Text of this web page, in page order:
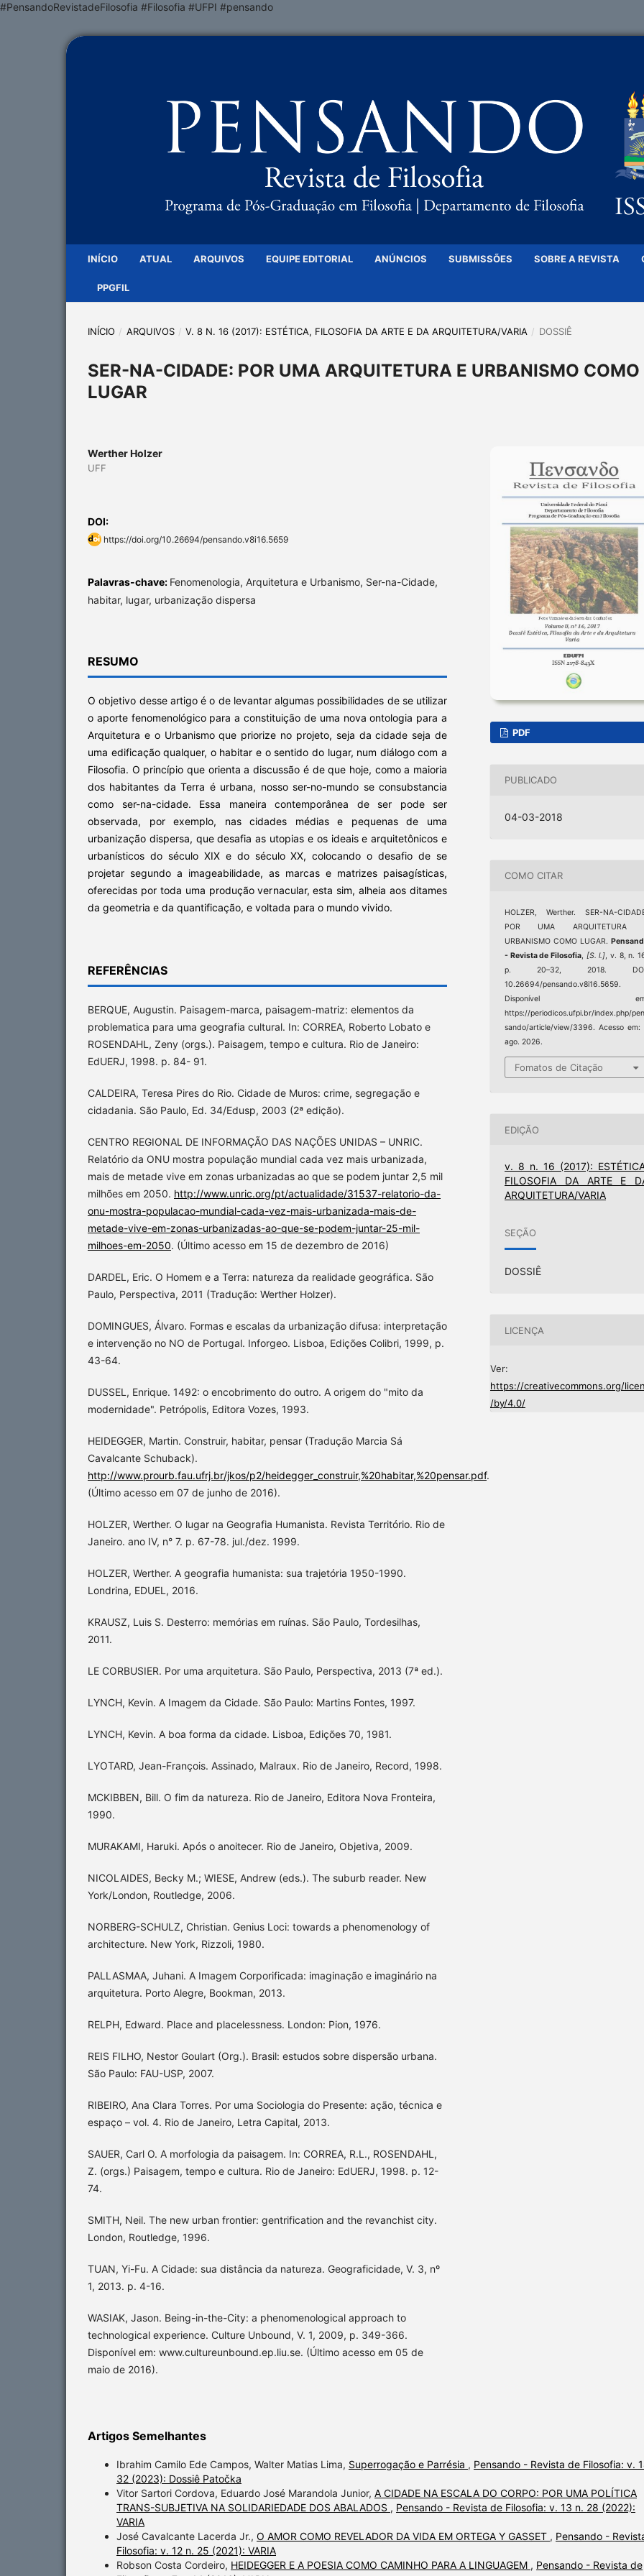
#PensandoRevistadeFilosofia #Filosofia #UFPI #pensando
INÍCIO ATUAL ARQUIVOS EQUIPE EDITORIAL ANÚNCIOS SUBMISSÕES SOBRE A REVISTA
PPGFIL
INÍCIO / ARQUIVOS / V. 8 N. 16 (2017): ESTÉTICA, FILOSOFIA DA ARTE E DA ARQUITETURA/VARIA / DOSSIÊ
SER-NA-CIDADE: POR UMA ARQUITETURA E URBANISMO COMO
LUGAR
Werther Holzer
UFF
DOI:
https://doi.org/10.26694/pensando.v8i16.5659
Palavras-chave: Fenomenologia, Arquitetura e Urbanismo, Ser-na-Cidade,
habitar, lugar, urbanização dispersa
RESUMO
O objetivo desse artigo é o de levantar algumas possibilidades de se utilizar
o aporte fenomenológico para a constituição de uma nova ontologia para a
Arquitetura e o Urbanismo que priorize no projeto, seja da cidade seja de
uma edificação qualquer, o habitar e o sentido do lugar, num diálogo com a
Filosofia. O princípio que orienta a discussão é de que hoje, como a maioria
dos habitantes da Terra é urbana, nosso ser-no-mundo se consubstancia
como ser-na-cidade. Essa maneira contemporânea de ser pode ser
observada, por exemplo, nas cidades médias e pequenas de uma
urbanização dispersa, que desafia as utopias e os ideais e arquitetônicos e
urbanísticos do século XIX e do século XX, colocando o desafio de se
projetar segundo a imageabilidade, as marcas e matrizes paisagísticas,
oferecidas por toda uma produção vernacular, esta sim, alheia aos ditames
da geometria e da quantificação, e voltada para o mundo vivido.
REFERÊNCIAS
BERQUE, Augustin. Paisagem-marca, paisagem-matriz: elementos da
problematica para uma geografia cultural. In: CORREA, Roberto Lobato e
ROSENDAHL, Zeny (orgs.). Paisagem, tempo e cultura. Rio de Janeiro:
EdUERJ, 1998. p. 84- 91.
CALDEIRA, Teresa Pires do Rio. Cidade de Muros: crime, segregação e
cidadania. São Paulo, Ed. 34/Edusp, 2003 (2ª edição).
CENTRO REGIONAL DE INFORMAÇÃO DAS NAÇÕES UNIDAS – UNRIC.
Relatório da ONU mostra população mundial cada vez mais urbanizada,
mais de metade vive em zonas urbanizadas ao que se podem juntar 2,5 mil
milhões em 2050. http://www.unric.org/pt/actualidade/31537-relatorio-da-
onu-mostra-populacao-mundial-cada-vez-mais-urbanizada-mais-de-
metade-vive-em-zonas-urbanizadas-ao-que-se-podem-juntar-25-mil-
milhoes-em-2050. (Último acesso em 15 de dezembro de 2016)
DARDEL, Eric. O Homem e a Terra: natureza da realidade geográfica. São
Paulo, Perspectiva, 2011 (Tradução: Werther Holzer).
DOMINGUES, Álvaro. Formas e escalas da urbanização difusa: interpretação
e intervenção no NO de Portugal. Inforgeo. Lisboa, Edições Colibri, 1999, p.
43-64.
DUSSEL, Enrique. 1492: o encobrimento do outro. A origem do "mito da
modernidade". Petrópolis, Editora Vozes, 1993.
HEIDEGGER, Martin. Construir, habitar, pensar (Tradução Marcia Sá
Cavalcante Schuback).
http://www.prourb.fau.ufrj.br/jkos/p2/heidegger_construir,%20habitar,%20pensar.pdf.
(Último acesso em 07 de junho de 2016).
HOLZER, Werther. O lugar na Geografia Humanista. Revista Território. Rio de
Janeiro. ano IV, n° 7. p. 67-78. jul./dez. 1999.
HOLZER, Werther. A geografia humanista: sua trajetória 1950-1990.
Londrina, EDUEL, 2016.
KRAUSZ, Luis S. Desterro: memórias em ruínas. São Paulo, Tordesilhas,
2011.
LE CORBUSIER. Por uma arquitetura. São Paulo, Perspectiva, 2013 (7ª ed.).
LYNCH, Kevin. A Imagem da Cidade. São Paulo: Martins Fontes, 1997.
LYNCH, Kevin. A boa forma da cidade. Lisboa, Edições 70, 1981.
LYOTARD, Jean-François. Assinado, Malraux. Rio de Janeiro, Record, 1998.
MCKIBBEN, Bill. O fim da natureza. Rio de Janeiro, Editora Nova Fronteira,
1990.
MURAKAMI, Haruki. Após o anoitecer. Rio de Janeiro, Objetiva, 2009.
NICOLAIDES, Becky M.; WIESE, Andrew (eds.). The suburb reader. New
York/London, Routledge, 2006.
NORBERG-SCHULZ, Christian. Genius Loci: towards a phenomenology of
architecture. New York, Rizzoli, 1980.
PALLASMAA, Juhani. A Imagem Corporificada: imaginação e imaginário na
arquitetura. Porto Alegre, Bookman, 2013.
RELPH, Edward. Place and placelessness. London: Pion, 1976.
REIS FILHO, Nestor Goulart (Org.). Brasil: estudos sobre dispersão urbana.
São Paulo: FAU-USP, 2007.
RIBEIRO, Ana Clara Torres. Por uma Sociologia do Presente: ação, técnica e
espaço – vol. 4. Rio de Janeiro, Letra Capital, 2013.
SAUER, Carl O. A morfologia da paisagem. In: CORREA, R.L., ROSENDAHL,
Z. (orgs.) Paisagem, tempo e cultura. Rio de Janeiro: EdUERJ, 1998. p. 12-
74.
SMITH, Neil. The new urban frontier: gentrification and the revanchist city.
London, Routledge, 1996.
TUAN, Yi-Fu. A Cidade: sua distância da natureza. Geograficidade, V. 3, nº
1, 2013. p. 4-16.
WASIAK, Jason. Being-in-the-City: a phenomenological approach to
technological experience. Culture Unbound, V. 1, 2009, p. 349-366.
Disponível em: www.cultureunbound.ep.liu.se. (Último acesso em 05 de
maio de 2016).
PDF
PUBLICADO
04-03-2018
COMO CITAR
HOLZER, Werther. SER-NA-
POR UMA ARQUITETURA
URBANISMO COMO LUGAR.
- Revista de Filosofia, [S. l.], v. 8, n.
p. 20–32, 2018.
10.26694/pensando.v8i16.5659.
Disponível
https://periodicos.ufpi.br/index.php/
sando/article/view/3396. Acesso em:
ago. 2026.
Fomatos de Citação
EDIÇÃO
v. 8 n. 16 (2017):
FILOSOFIA DA ARTE E
ARQUITETURA/VARIA
SEÇÃO
DOSSIÊ
LICENÇA
Ver:
https://creativecommons.org/
/by/4.0/
Artigos Semelhantes
Ibrahim Camilo Ede Campos, Walter Matias Lima, Superrogação e Parrésia , Pensando - Revista de Filosofia: v.
32 (2023): Dossiê Patočka
Vitor Sartori Cordova, Eduardo José Marandola Junior, A CIDADE NA ESCALA DO CORPO: POR UMA POLÍTICA
TRANS-SUBJETIVA NA SOLIDARIEDADE DOS ABALADOS , Pensando - Revista de Filosofia: v. 13 n. 28 (2022):
VARIA
José Cavalcante Lacerda Jr., O AMOR COMO REVELADOR DA VIDA EM ORTEGA Y GASSET , Pensando -
Filosofia: v. 12 n. 25 (2021): VARIA
Robson Costa Cordeiro, HEIDEGGER E A POESIA COMO CAMINHO PARA A LINGUAGEM , Pensando - Revista de